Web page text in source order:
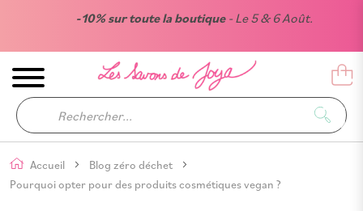
-10% sur toute la boutique- Le 5 & 6 Août.
Accueil
Blog zéro déchet
Pourquoi opter pour des produits cosmétiques vegan ?